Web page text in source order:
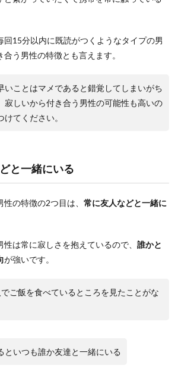
回15分以内に既読がつくようなタイプの男
う男性の特徴とも言えます。
いことはマメであると錯覚してしまいがち
寂しいから付き合う男性の可能性も高いの
けてください。
と一緒にいる
の特徴の2つ目は、 常に友人などと一緒に
は常に寂しさを抱えているので、 誰かと
が強いです。
ご飯を食べているところを見たことがな
といつも誰か友達と一緒にいる